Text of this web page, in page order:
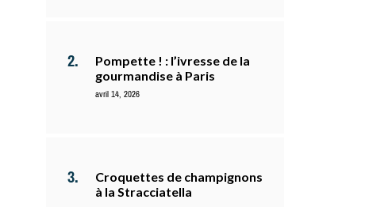
Pompette ! : l’ivresse de la
gourmandise à Paris
avril 14, 2026
Croquettes de champignons
à la Stracciatella